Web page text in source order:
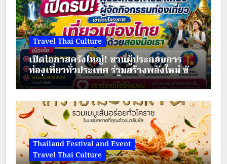
อย่างแตกต่าง เตรียมยกขบวนคนเอ
เลี่ยนเงยหน้ามองฟ้า ออกเดินทางตาม
รอยยูเอฟโอ ณ เขื่อนขุนด่านปราการ
ชล จังหวัดนครนายก 13-15
กุมภาพันธ์นี้ นางสาวฐาปนีย์ เกียรติ
ไพบูลย์ ผู้ว่าการ ททท.…
Travel Thai Culture
เปิดโอกาสครั้งใหญ่! ชวนผู้ประกอบการ
ท่องเที่ยวทั่วประเทศ ร่วมสร้างพลังใหม่ ขับ
เคลื่อนเศรษฐกิจชุมชนไทย
Thailand Festival and Event
Travel Thai Culture